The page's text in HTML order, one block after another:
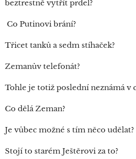
beztrestně vytřít prdel?
Co Putinovi brání?
Třicet tanků a sedm stíhaček?
Zemanův telefonát?
Tohle je totiž poslední neznámá v
Co dělá Zeman?
Je vůbec možné s tím něco udělat?
Stojí to starém Ještěrovi za to?